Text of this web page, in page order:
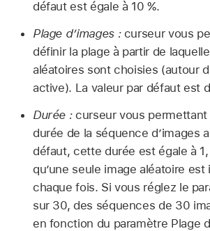
défaut est égale à 10 %.
Plage d’images :curseur vous
définir la plage à partir de
aléatoires sont choisies (autour
active). La valeur par défaut est
Durée :curseur vous permettant
durée de la séquence d’images
défaut, cette durée est égale à
qu’une seule image aléatoire est
chaque fois. Si vous réglez le
sur 30, des séquences de 30
en fonction du paramètre Plage